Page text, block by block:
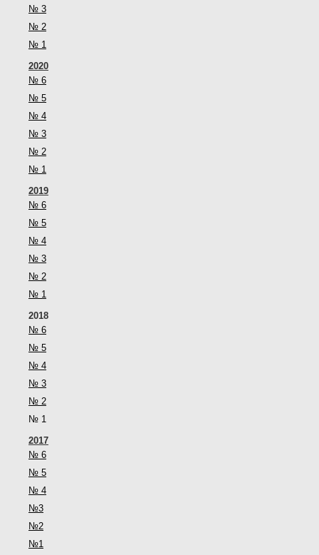
№ 3
№ 2
№ 1
2020
№ 6
№ 5
№ 4
№ 3
№ 2
№ 1
2019
№ 6
№ 5
№ 4
№ 3
№ 2
№ 1
2018
№ 6
№ 5
№ 4
№ 3
№ 2
№ 1
2017
№ 6
№ 5
№ 4
№3
№2
№1